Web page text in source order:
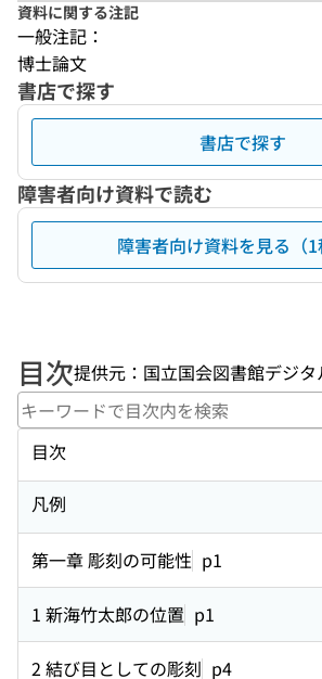
資料に関する注記
一般注記：
博士論文
書店で探す
書店で探す
障害者向け資料で読む
障害者向け資料を見る（1
目次提供元：国立国会図書館デジ
目次
凡例
第一章 彫刻の可能性 p1
1 新海竹太郎の位置 p1
2 結び目としての彫刻 p4